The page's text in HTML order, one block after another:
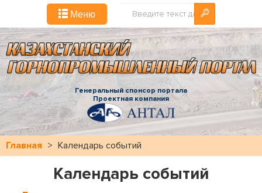
Меню
Генеральный спонсор портала
Проектная компания
Главная > Календарь событий
Календарь событий